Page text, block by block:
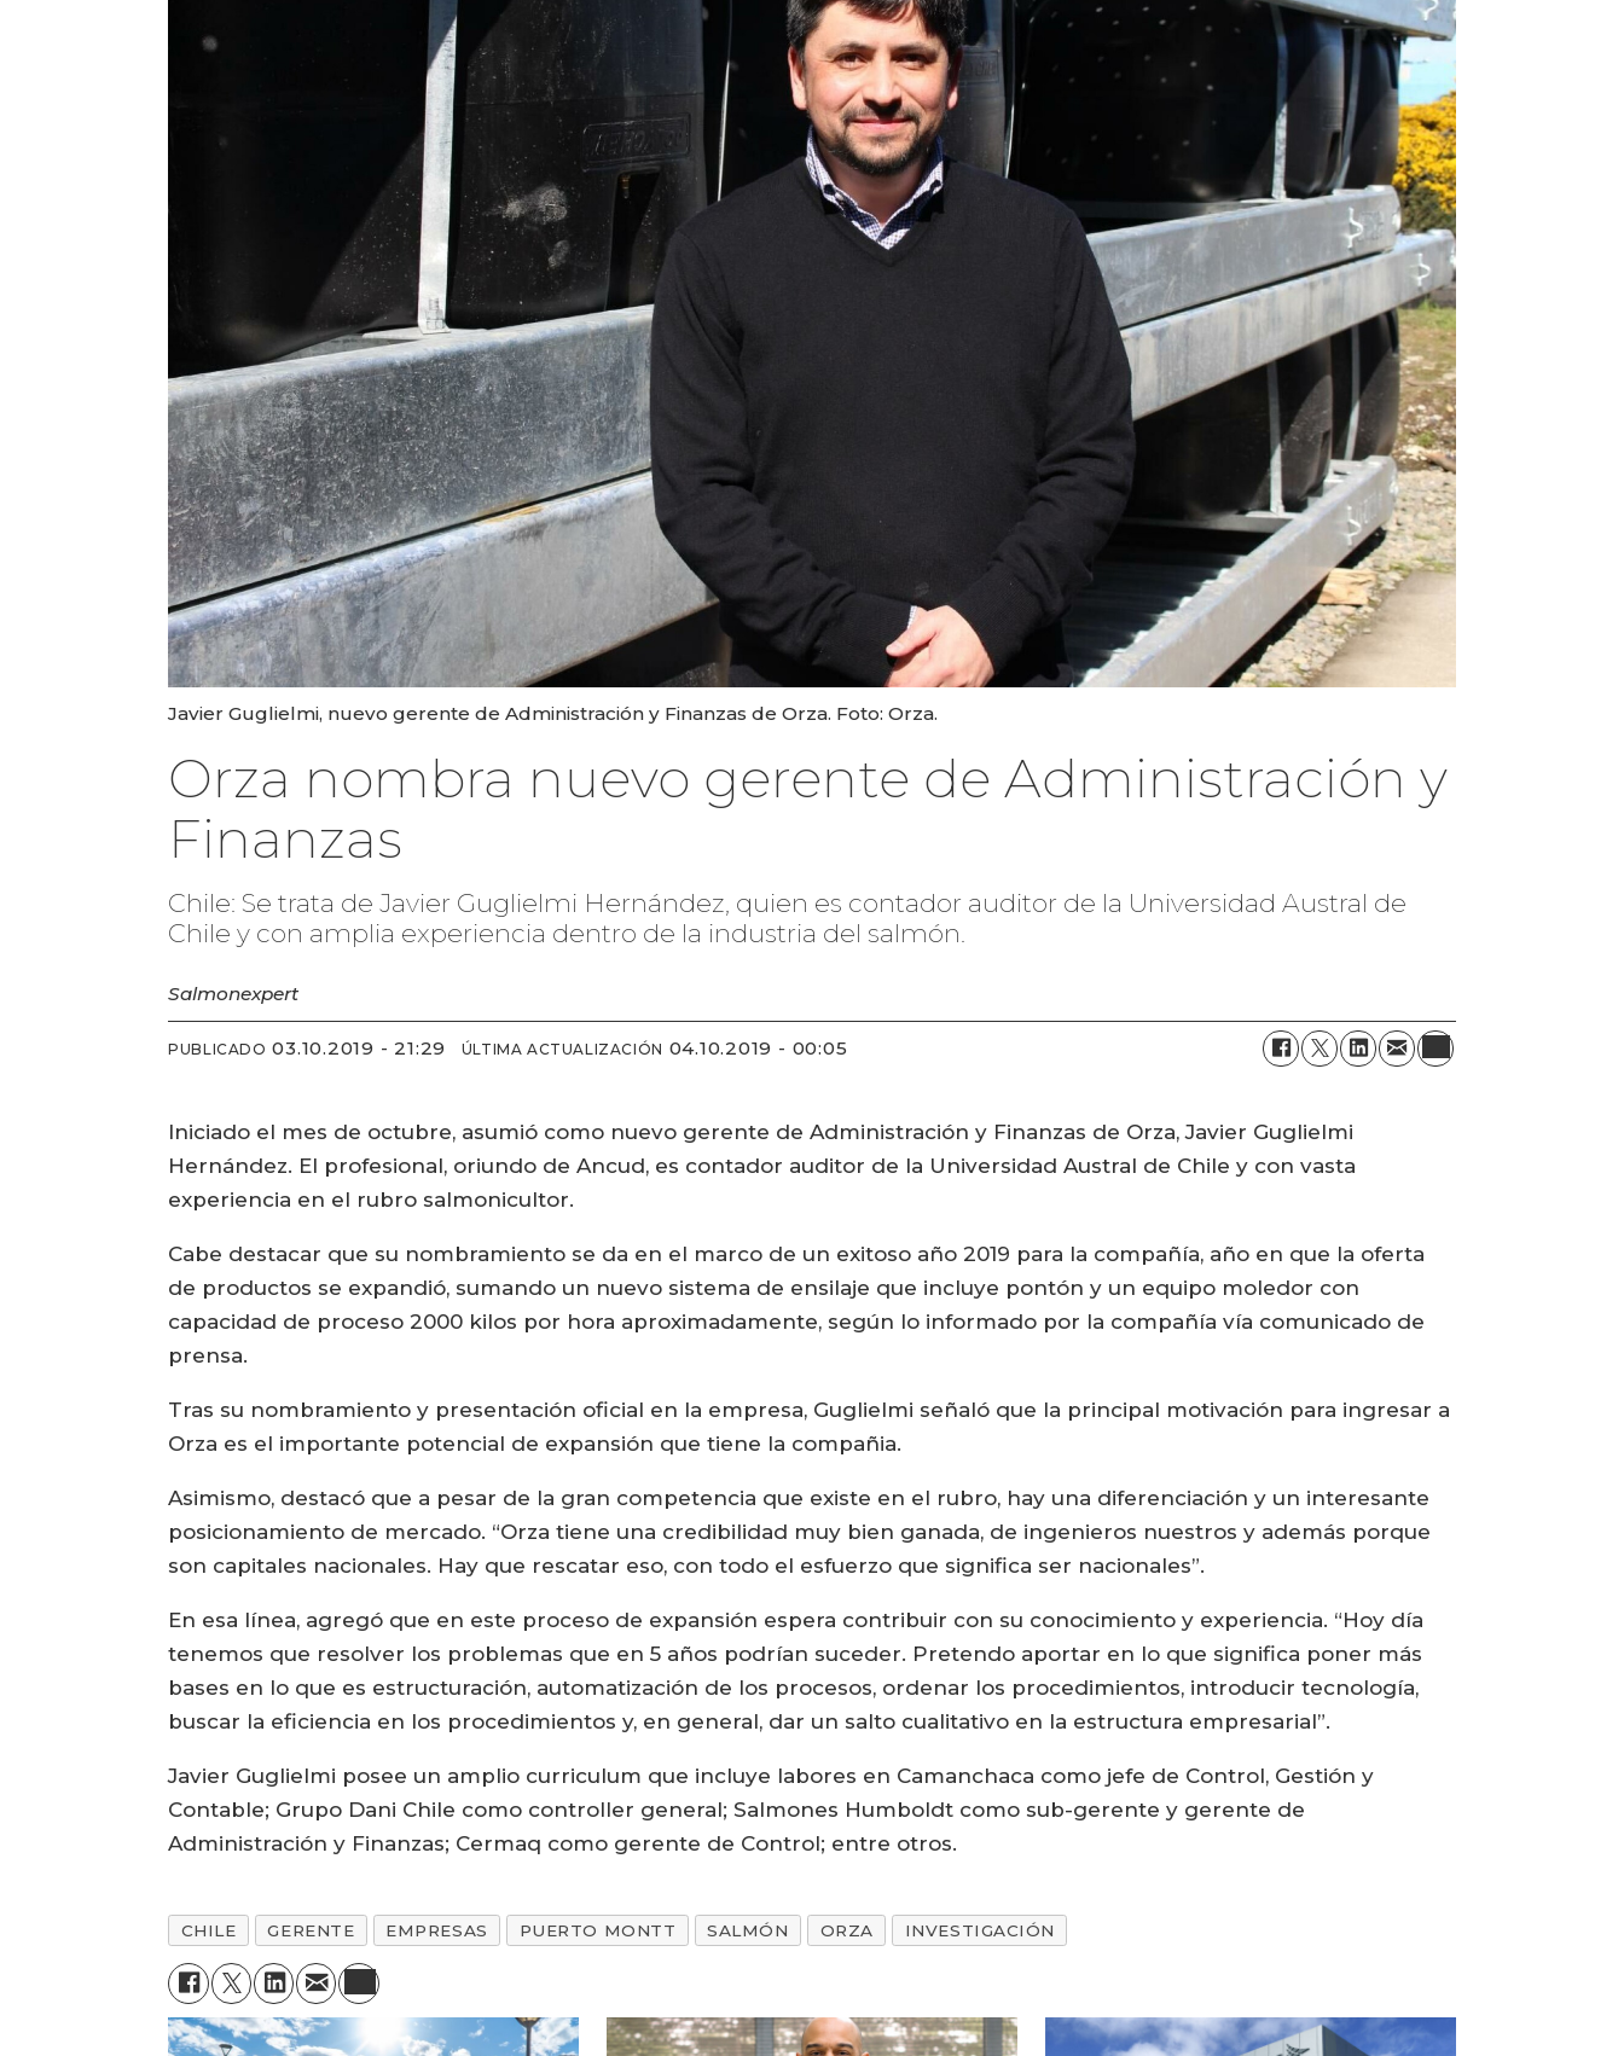
Javier Guglielmi, nuevo gerente de Administración y Finanzas de Orza. Foto: Orza.
Orza nombra nuevo gerente de Administración y
Finanzas
Chile: Se trata de Javier Guglielmi Hernández, quien es contador auditor de la Universidad Austral de
Chile y con amplia experiencia dentro de la industria del salmón.
Salmonexpert
PUBLICADO 03.10.2019 - 21:29 ÚLTIMA ACTUALIZACIÓN 04.10.2019 - 00:05
Iniciado el mes de octubre, asumió como nuevo gerente de Administración y Finanzas de Orza, Javier Guglielmi
Hernández. El profesional, oriundo de Ancud, es contador auditor de la Universidad Austral de Chile y con vasta
experiencia en el rubro salmonicultor.
Cabe destacar que su nombramiento se da en el marco de un exitoso año 2019 para la compañía, año en que la oferta
de productos se expandió, sumando un nuevo sistema de ensilaje que incluye pontón y un equipo moledor con
capacidad de proceso 2000 kilos por hora aproximadamente, según lo informado por la compañía vía comunicado de
prensa.
Tras su nombramiento y presentación oficial en la empresa, Guglielmi señaló que la principal motivación para ingresar a
Orza es el importante potencial de expansión que tiene la compañia.
Asimismo, destacó que a pesar de la gran competencia que existe en el rubro, hay una diferenciación y un interesante
posicionamiento de mercado. “Orza tiene una credibilidad muy bien ganada, de ingenieros nuestros y además porque
son capitales nacionales. Hay que rescatar eso, con todo el esfuerzo que significa ser nacionales”.
En esa línea, agregó que en este proceso de expansión espera contribuir con su conocimiento y experiencia. “Hoy día
tenemos que resolver los problemas que en 5 años podrían suceder. Pretendo aportar en lo que significa poner más
bases en lo que es estructuración, automatización de los procesos, ordenar los procedimientos, introducir tecnología,
buscar la eficiencia en los procedimientos y, en general, dar un salto cualitativo en la estructura empresarial”.
Javier Guglielmi posee un amplio curriculum que incluye labores en Camanchaca como jefe de Control, Gestión y
Contable; Grupo Dani Chile como controller general; Salmones Humboldt como sub-gerente y gerente de
Administración y Finanzas; Cermaq como gerente de Control; entre otros.
CHILE GERENTE EMPRESAS PUERTO MONTT SALMÓN ORZA INVESTIGACIÓN